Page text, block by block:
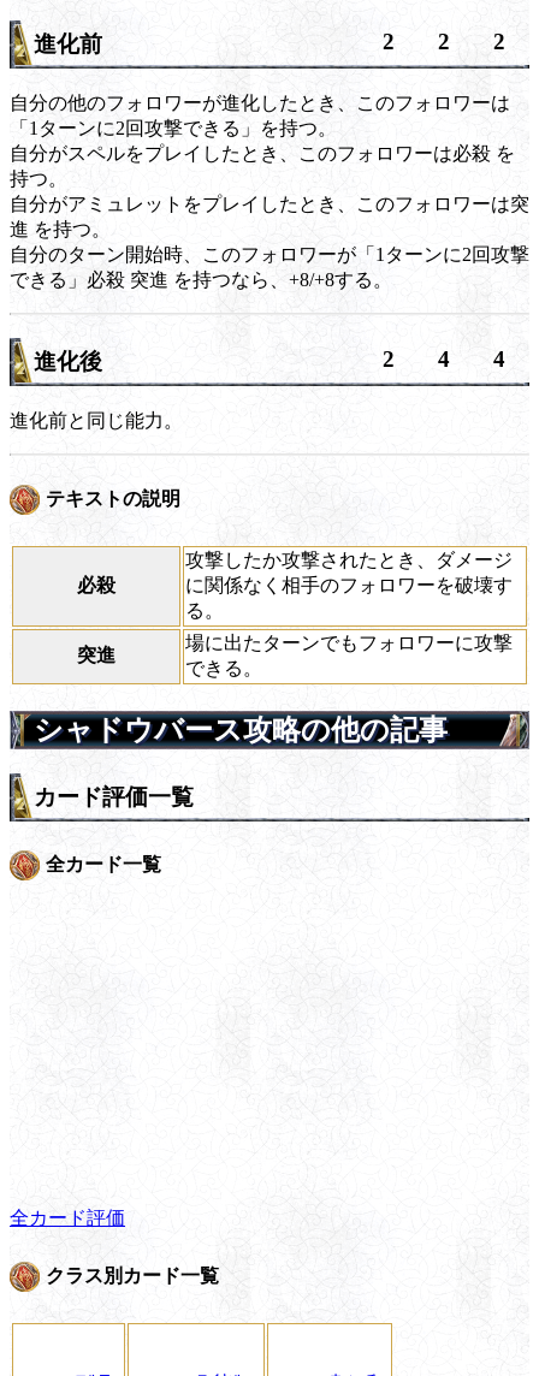
進化前 2 2 2
自分の他のフォロワーが進化したとき、このフォロワーは
「1ターンに2回攻撃できる」を持つ。
自分がスペルをプレイしたとき、このフォロワーは必殺 を
持つ。
自分がアミュレットをプレイしたとき、このフォロワーは突
進 を持つ。
自分のターン開始時、このフォロワーが「1ターンに2回攻撃
できる」 必殺 突進 を持つなら、+8/+8する。
進化後 2 4 4
進化前と同じ能力。
テキストの説明
必殺
攻撃したか攻撃されたとき、ダメージ
に関係なく相手のフォロワーを破壊す
る。
突進
場に出たターンでもフォロワーに攻撃
できる。
シャドウバース攻略の他の記事
カード評価一覧
全カード一覧
全カード評価
クラス別カード一覧